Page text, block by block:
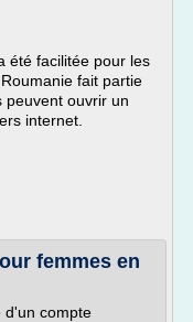
été facilitée pour les
fait partie
peuvent ouvrir un
internet.
femmes en
d'un compte